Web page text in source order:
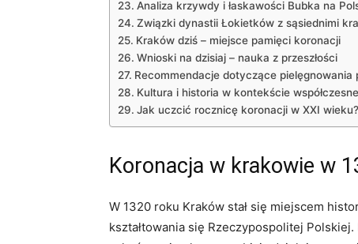
Analiza krzywdy i łaskawości Bubka na
Związki dynastii Łokietków z⁤ sąsiednimi
Kraków dziś – miejsce pamięci koronacji
Wnioski na dzisiaj – nauka z przeszłości
Recommendacje dotyczące pielęgnowania
Kultura ‍i historia⁢ w kontekście
Jak uczcić rocznicę⁢ koronacji w ⁤XXI ​wieku?
Koronacja w krakowie w‍
W 1320 roku⁤ Kraków stał się ⁣miejscem
kształtowania ⁢się ‌Rzeczypospolitej Polskiej.